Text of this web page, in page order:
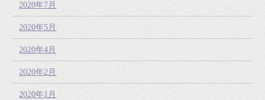
2020年7月
2020年5月
2020年4月
2020年2月
2020年1月